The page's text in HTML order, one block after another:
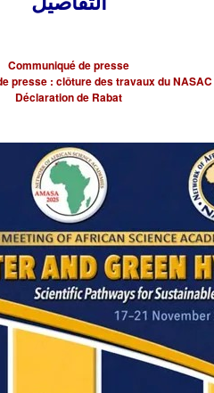
Communiqué de presse
presse : clôture des travaux du NASAC
Déclaration de Rabat